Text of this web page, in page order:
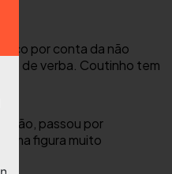
por conta da não
de verba. Coutinho tem
passou por
uma figura muito